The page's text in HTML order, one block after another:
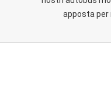
apposta per